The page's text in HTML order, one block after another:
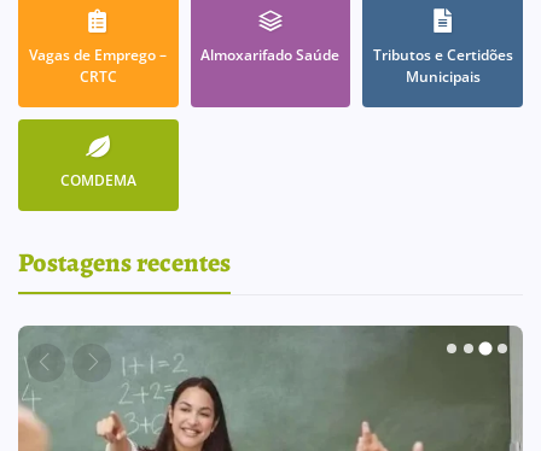
Vagas de Emprego –
CRTC
Almoxarifado Saúde
Tributos e Certidões
Municipais
COMDEMA
Postagens recentes